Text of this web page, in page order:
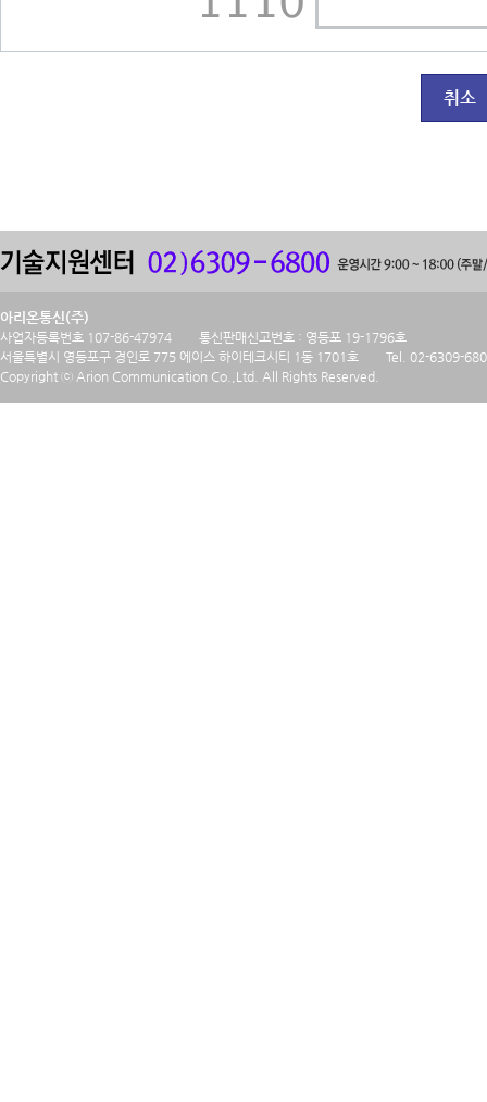
취소
아리온통신(주)
사업자등록번호 107-86-47974
통신판매신고번호 : 영등포 19-1796호
서울특별시 영등포구 경인로 775 에이스 하이테크시티 1동 1701호
Tel. 02-6309-
Copyright ⓒ Arion Communication Co.,Ltd. All Rights Reserved.